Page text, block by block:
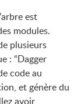
est
modules.
plusieurs
: “Dagger
code au
et génère du
avoir